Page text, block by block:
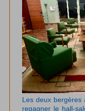
Les deux bergères
regagner le hall-